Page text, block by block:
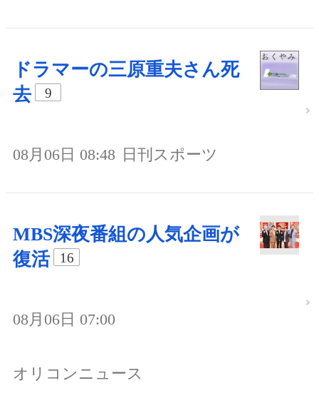
ドラマーの三原重夫さん死
去
9
08月06日 08:48 日刊スポーツ
MBS深夜番組の人気企画が
復活
16
08月06日 07:00
オリコンニュース